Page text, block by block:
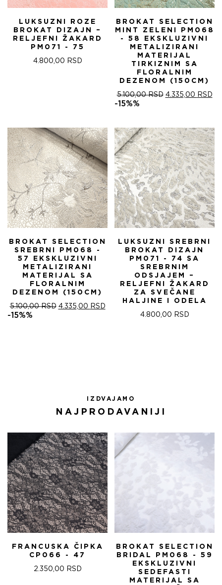
LUKSUZNI ROZE
BROKAT DIZAJN –
RELJEFNI ŽAKARD
PM071 - 75
4.800,00 RSD
BROKAT SELECTION
MINT ZELENI PM068
- 58 EKSKLUZIVNI
METALIZIRANI
MATERIJAL
TIRKIZNIM SA
FLORALNIM
DEZENOM (150CM)
5.100,00RSD ОРИГИНАЛНА
5.100,00 RSD.
4.335,00 RSD
-15%%
BROKAT SELECTION
SREBRNI PM068 -
57 EKSKLUZIVNI
METALIZIRANI
MATERIJAL SA
FLORALNIM
DEZENOM (150CM)
5.100,00RSD ОРИГИНАЛНА
4.335,00 RSDТРЕНУТНА
-15%%
LUKSUZNI SREBRNI
BROKAT DIZAJN
PM071 - 74 SA
SREBRNIM
ODSJAJEM –
RELJEFNI ŽAKARD
ZA SVEČANE
HALJINE I ODELA
4.800,00 RSD
IZDVAJAMO
NAJPRODAVANIJI
FRANCUSKA ČIPKA
CP066 - 47
2.350,00 RSD
BROKAT SELECTION
BRIDAL PM068 - 59
EKSKLUZIVNI
SEDEFASTI
MATERIJAL SA